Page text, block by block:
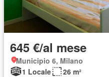
645 €/al mese
Municipio 6, Milano
1 Locale
26 m²